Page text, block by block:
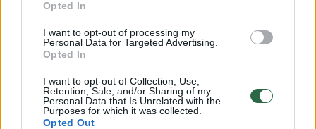
Opted In
I want to opt-out of processing my
Personal Data for Targeted Advertising.
Opted In
I want to opt-out of Collection, Use,
Retention, Sale, and/or Sharing of my
Personal Data that Is Unrelated with the
Purposes for which it was collected.
Opted Out
Realybė šokiruoja: Donecko oro uostas prieš ir po
tragedijos
JAV sulaikytas Kongresą sprogdinti planavęs vienišas